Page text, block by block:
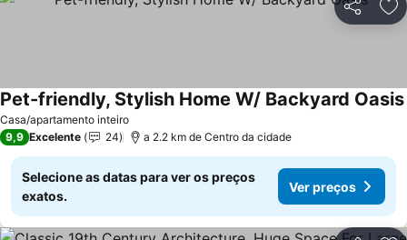
Partilhar
Casa/apartamento inteiro
Pet-friendly, Stylish Home W/ Backyard Oasis
9,9 Excelente 24 a 2.2 km de Centro da cidade
Selecione as datas para ver os preços
exatos.
Ver preços